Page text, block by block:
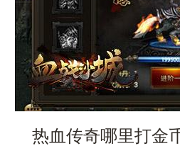
热血传奇哪里打金